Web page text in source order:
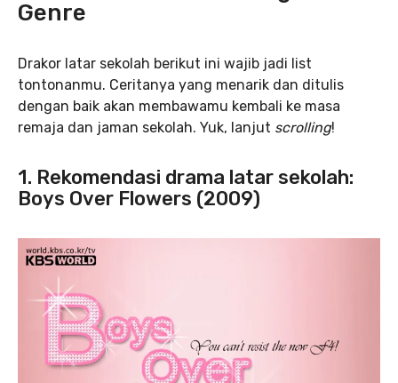
Genre
Drakor latar sekolah berikut ini wajib jadi list
tontonanmu. Ceritanya yang menarik dan ditulis
dengan baik akan membawamu kembali ke masa
remaja dan jaman sekolah. Yuk, lanjut scrolling!
1. Rekomendasi drama latar sekolah:
Boys Over Flowers (2009)